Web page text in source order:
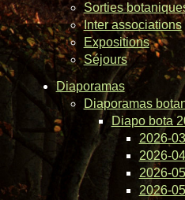
Sorties
Inter associations
Expositions
Séjours
Diaporamas
Diaporamas
Diapo bota
2026-
2026-
2026-
2026-